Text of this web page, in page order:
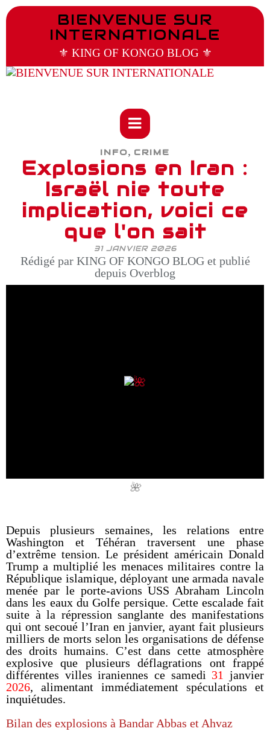
BIENVENUE SUR
INTERNATIONALE
⚜️ KING OF KONGO BLOG ⚜️
INFO, CRIME
Explosions en Iran :
Israël nie toute
implication, voici ce
que l'on sait
31 JANVIER 2026
Rédigé par KING OF KONGO BLOG et publié
depuis Overblog
🌺
Depuis plusieurs semaines, les relations entre
Washington et Téhéran traversent une phase
d’extrême tension. Le président américain Donald
Trump a multiplié les menaces militaires contre la
République islamique, déployant une armada navale
menée par le porte-avions USS Abraham Lincoln
dans les eaux du Golfe persique. Cette escalade fait
suite à la répression sanglante des manifestations
qui ont secoué l’Iran en janvier, ayant fait plusieurs
milliers de morts selon les organisations de défense
des droits humains. C’est dans cette atmosphère
explosive que plusieurs déflagrations ont frappé
différentes villes iraniennes ce samedi 31 janvier
2026, alimentant immédiatement spéculations et
inquiétudes.
Bilan des explosions à Bandar Abbas et Ahvaz